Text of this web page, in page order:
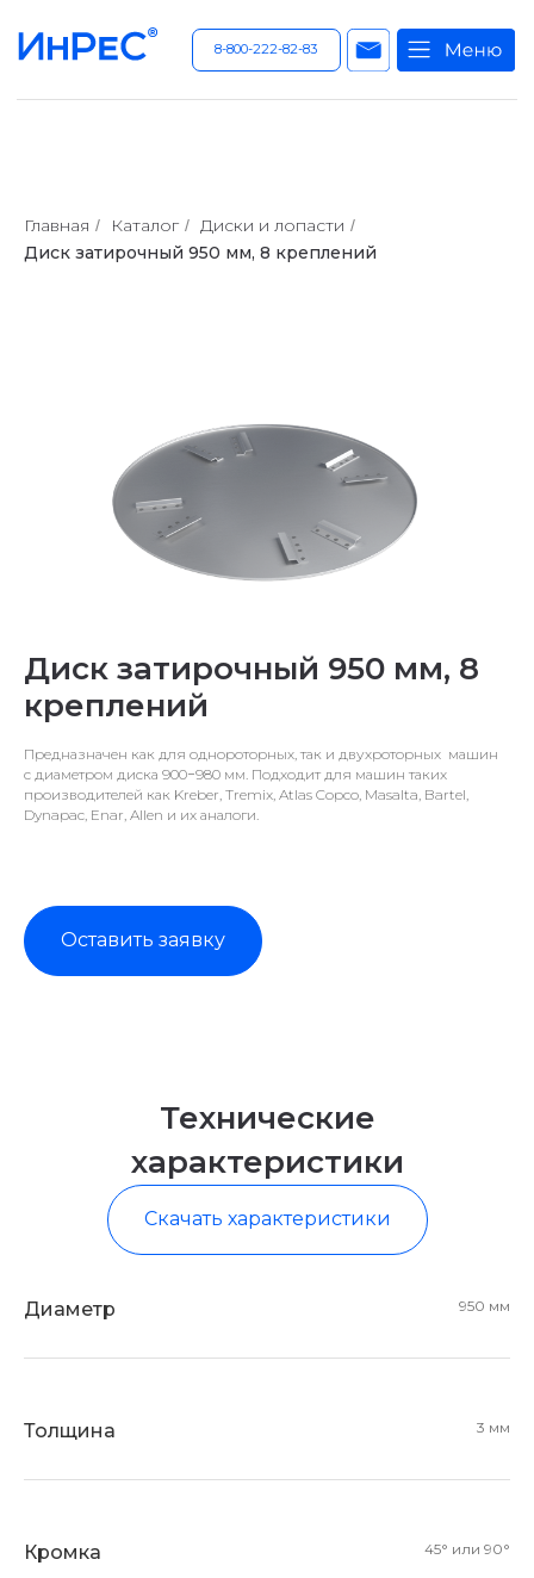
8-800-222-82-83
Главная / Каталог / Диски и лопасти /
Диск затирочный 950 мм, 8 креплений
Диск затирочный 950 мм, 8
креплений
Предназначен как для однороторных, так и двухроторных машин
с диаметром диска 900−980 мм. Подходит для машин таких
производителей как Kreber, Tremix, Atlas Copco, Masalta, Bartel,
Dynapac, Enar, Allen и их аналоги.
Оставить заявку
Технические
характеристики
Скачать характеристики
Диаметр 950 мм
Толщина 3 мм
Кромка 45° или 90°
ОПИСАНИЕ/СОВЕТЫ
и лопасти